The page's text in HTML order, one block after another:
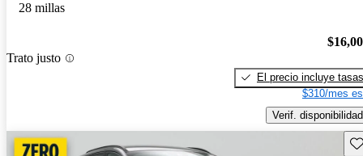
28 millas
Trato justo
El precio incluye tasas
$310/mes
Verif. disponibilidad